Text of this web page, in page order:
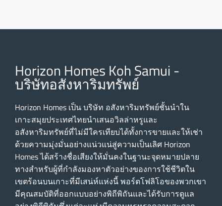
Horizon Homes Koh Samui -
บริษัทอสังหาริมทรัพย์
Horizon Homes เป็น บริษัท อสังหาริมทรัพย์ชั้นนําใน
เกาะสมุยประเทศไทยนําเสนอวิลล่าหรูและ
อสังหาริมทรัพย์ที่ไม่มีใครเทียบได้ทั้งการขายและให้เช่า
ด้วยความมุ่งมั่นอย่างแน่วแน่สู่ความเป็นเลิศ Horizon
Homes ได้สร้างชื่อเสียงให้มั่นคงในฐานะจุดหมายปลาย
ทางสําหรับผู้ที่กําลังมองหาตัวอย่างของการใช้ชีวิตใน
เขตร้อนบนเกาะที่มีเสน่ห์แห่งนี้ พอร์ตโฟลิโอของพวกเขา
มีคุณสมบัติที่ออกแบบอย่างพิถีพิถันและได้รับการดูแล